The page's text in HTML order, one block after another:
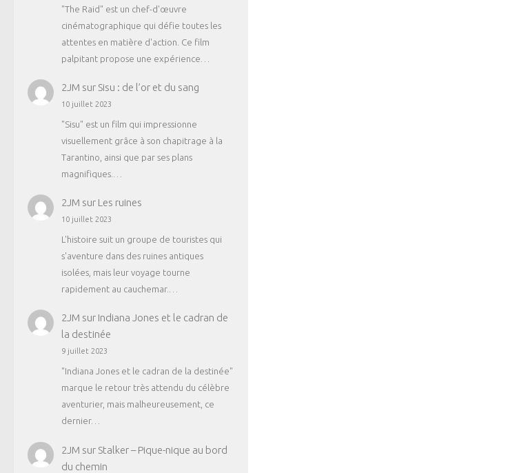
"The Raid" est un chef-d'œuvre
cinématographique qui défie toutes les
attentes en matière d'action. Ce film
palpitant propose une expérience…
2JM sur Sisu : de l’or et du sang
10 juillet 2023
"Sisu" est un film qui impressionne
visuellement grâce à son chapitrage à la
Tarantino, ainsi que par ses plans
magnifiques.…
2JM sur Les ruines
10 juillet 2023
L'histoire suit un groupe de touristes qui
s'aventure dans des ruines antiques
isolées, mais leur voyage tourne
rapidement au cauchemar.…
2JM sur Indiana Jones et le cadran de
la destinée
9 juillet 2023
"Indiana Jones et le cadran de la destinée"
marque le retour très attendu du célèbre
aventurier, mais malheureusement, ce
dernier…
2JM sur Stalker – Pique-nique au bord
du chemin